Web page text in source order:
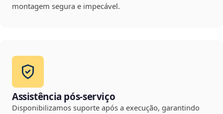
montagem segura e impecável.
Assistência pós-serviço
Disponibilizamos suporte após a execução, garantindo